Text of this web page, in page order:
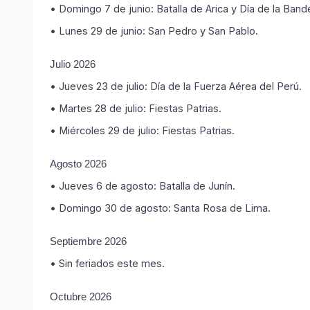
• Domingo 7 de junio: Batalla de Arica y Día de la
• Lunes 29 de junio: San Pedro y San Pablo.
Julio 2026
• Jueves 23 de julio: Día de la Fuerza Aérea del Perú.
• Martes 28 de julio: Fiestas Patrias.
• Miércoles 29 de julio: Fiestas Patrias.
Agosto 2026
• Jueves 6 de agosto: Batalla de Junín.
• Domingo 30 de agosto: Santa Rosa de Lima.
Septiembre 2026
• Sin feriados este mes.
Octubre 2026